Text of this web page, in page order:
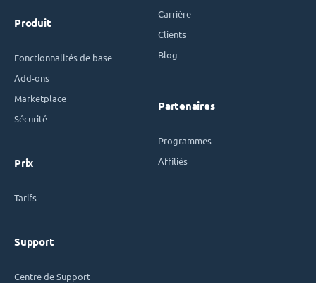
Produit
Fonctionnalités de base
Add-ons
Marketplace
Sécurité
Prix
Tarifs
Support
Centre de Support
Carrière
Clients
Blog
Partenaires
Programmes
Affiliés